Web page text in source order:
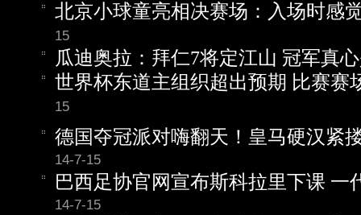
北京小球童亮相决赛场：入场时感
15
瓜迪奥拉：拜仁7将定江山 冠军真
世界杯东道主组织超出预期 比赛赛
15
德国夺冠派对嗨翻天！皇马硬汉紧
14-7-15
巴西足协官网宣布斯科拉里下课 一
14-7-15